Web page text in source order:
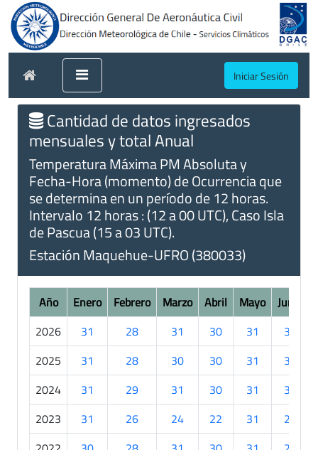
Iniciar Sesión
Cantidad de datos ingresados
mensuales y total Anual
Temperatura Máxima PM Absoluta y
Fecha-Hora (momento) de Ocurrencia que
se determina en un período de 12 horas.
Intervalo 12 horas : (12 a 00 UTC), Caso Isla
de Pascua (15 a 03 UTC).
Estación Maquehue-UFRO (380033)
Año Enero Febrero Marzo Abril Mayo Junio
2026
31 28 31 30 31
30
2025
31 28 30 30 31
30
2024
31 29 31 30 31
30
2023
31 26 24 22 31
29